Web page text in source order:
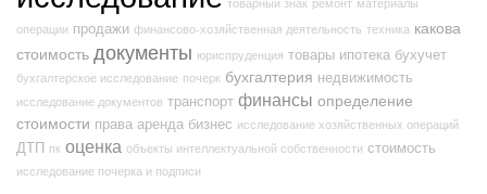
операции продажи финансово-хозяйственная деятельность техника какова
стоимость документы юриспруденция товары ипотека бухучет
бухгалтерское исследование почерк бухгалтерия недвижимость
исследование документов транспорт финансы определение
стоимости права аренда бизнес исследование хозяйственных операций
ДТП пк оценка объекты интеллектуальной собственности стоимость
исследование почерка и подписи